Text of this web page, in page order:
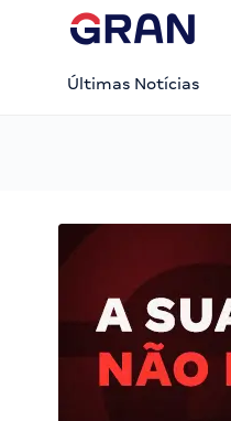
Últimas Notícias